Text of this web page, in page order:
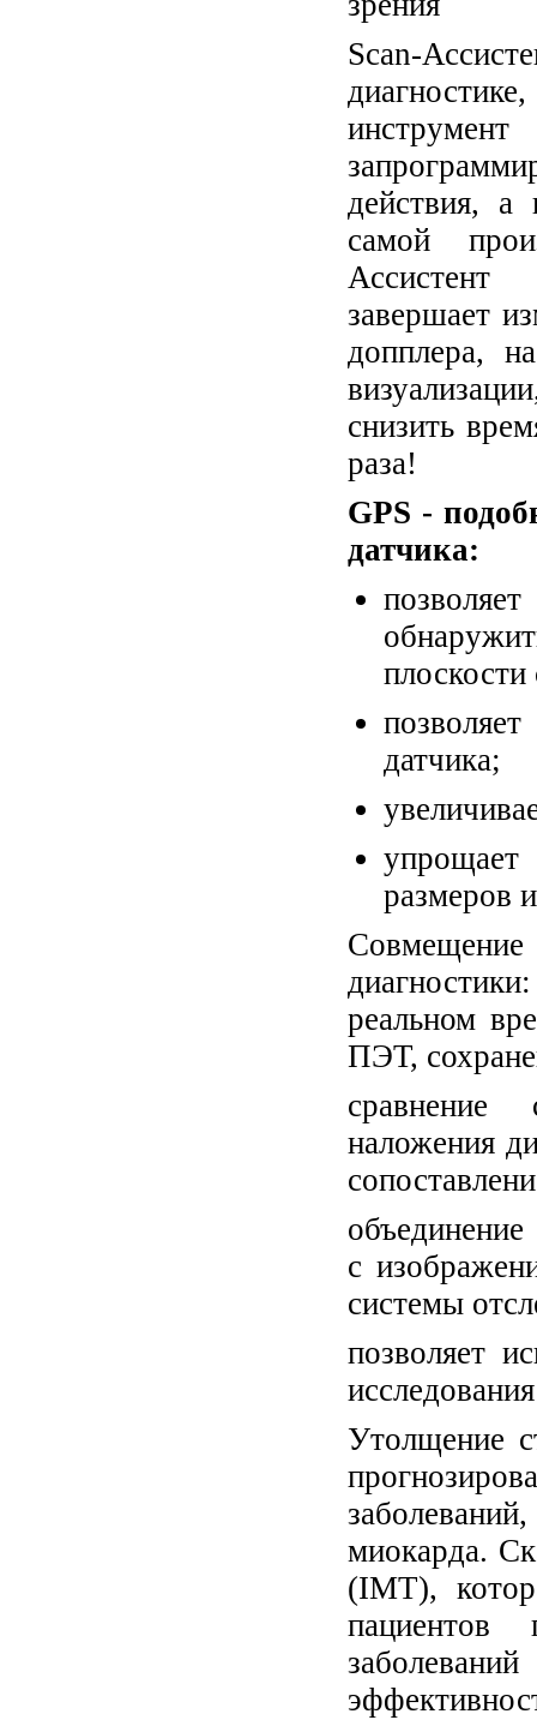
Scan-
действия, а
самой
Ассистент
завершает
допплера,
снизить
раза!
GPS -
датчика:
плоскости
датчика;
размеров
реальном
ПЭТ,
наложения
с
системы
позволяет
Утолщение
миокарда.
(IMT),
пациентов